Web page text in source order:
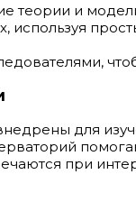
теории и
используя
для
при